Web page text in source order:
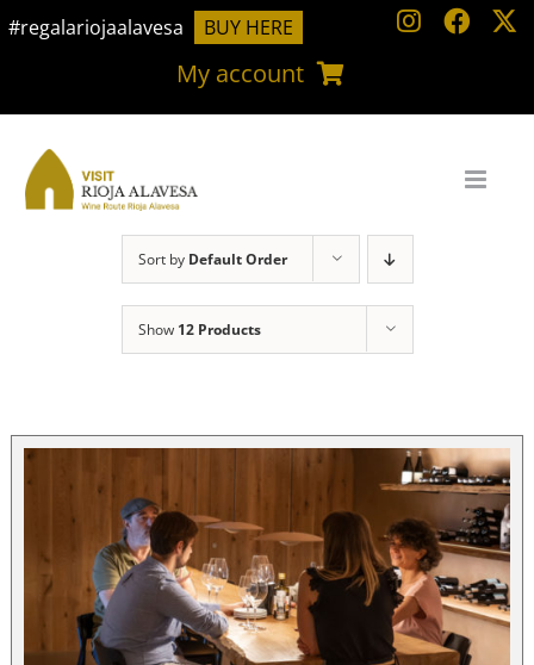
Skip
#regalariojaalavesa BUY HERE
My account
Sort by Default Order
Show 12 Products